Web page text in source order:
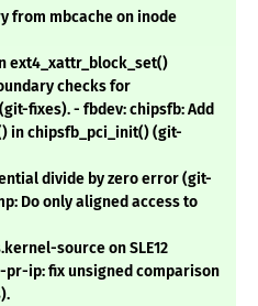
from mbcache on inode
ext4_xattr_block_set()
checks for
fixes). - fbdev: chipsfb: Add
in chipsfb_pci_init() (git-
divide by zero error (git-
Do only aligned access to
source on SLE12
pr-ip: fix unsigned comparison